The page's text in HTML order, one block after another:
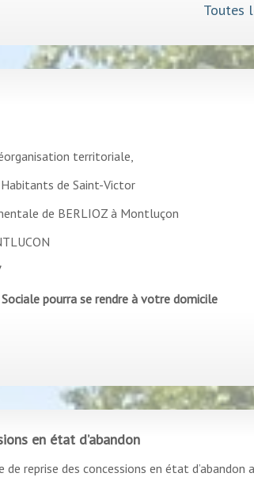
Toutes
territoriale,
de Saint-Victor
de BERLIOZ à Montluçon
pourra se rendre à votre domicile
en état d’abandon
reprise des concessions en état d’abandon